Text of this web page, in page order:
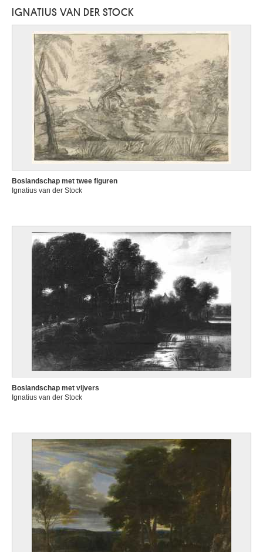
IGNATIUS VAN DER STOCK
Boslandschap met twee figuren
Ignatius van der Stock
Boslandschap met vijvers
Ignatius van der Stock